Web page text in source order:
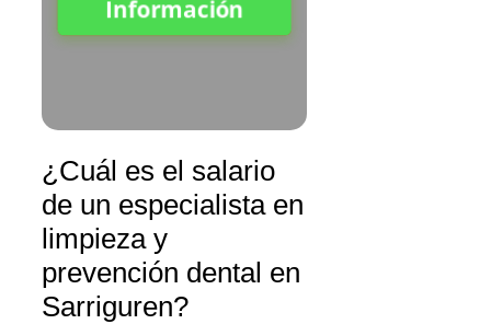
Información
¿Cuál es el salario
de un especialista en
limpieza y
prevención dental en
Sarriguren?